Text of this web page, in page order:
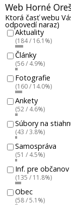
Web Horné
Ktorá časť webu
odpovedí naraz)
Aktuality
(184 / 16.1%)
Články
(56 / 4.9%)
Fotografie
(160 / 14.0%)
Ankety
(52 / 4.6%)
Súbory na
(43 / 3.8%)
Samospráva
(51 / 4.5%)
Inf. pre občanov
(135 / 11.8%)
Obec
(58 / 5.1%)